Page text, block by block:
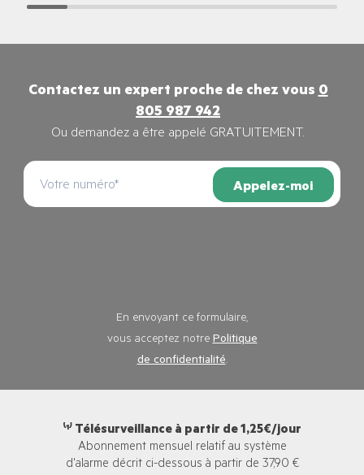
Contactez un expert proche de chez vous0
805 987 942
Ou demandez a être appelé GRATUITEMENT.
En envoyant ce formulaire,
vous acceptez notrePolitique
de confidentialité.
Appelez-moi
⁽¹⁾ Télésurveillance à partir de 1,25€/jour
Abonnement mensuel relatif au système
d'alarme décrit ci-dessous à partir de 37,90 €